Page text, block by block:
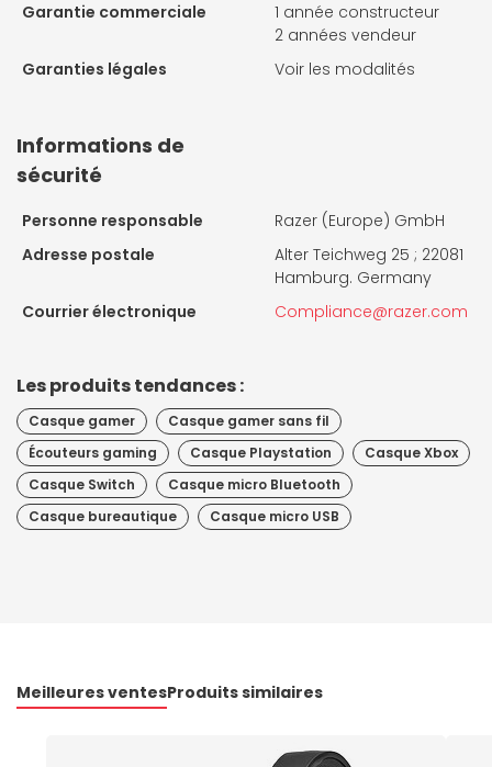
Garantie commerciale
1 année constructeur
2 années vendeur
Garanties légales
Voir les modalités
Informations de
sécurité
Personne responsable
Razer (Europe) GmbH
Adresse postale
Alter Teichweg 25 ; 22081
Hamburg. Germany
Courrier électronique
Compliance@razer.com
Les produits tendances :
Casque gamer
Casque gamer sans fil
Écouteurs gaming
Casque Playstation
Casque Xbox
Casque Switch
Casque micro Bluetooth
Casque bureautique
Casque micro USB
Meilleures ventesProduits similaires